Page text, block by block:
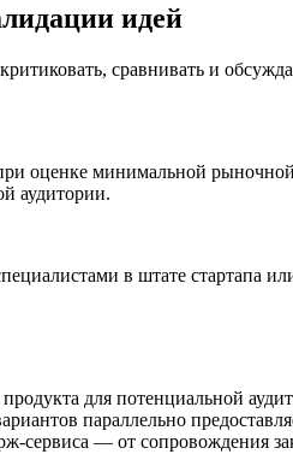
идей
сравнивать и
оценке минимальной
аудитории.
в штате стартапа
для потенциальной
параллельно
сервиса — от сопровождения